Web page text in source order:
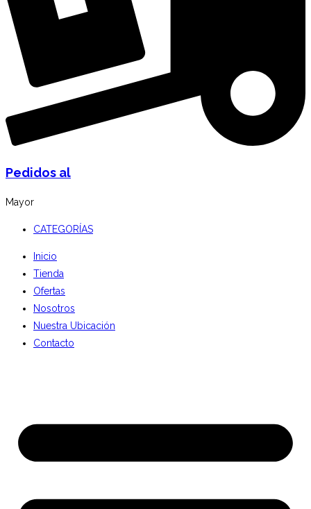
Pedidos al
Mayor
CATEGORÍAS
Inicio
Tienda
Ofertas
Nosotros
Nuestra Ubicación
Contacto